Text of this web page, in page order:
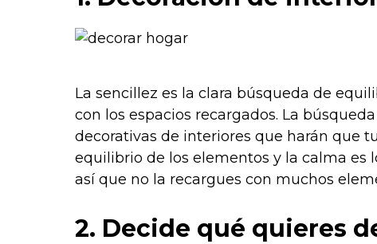
La sencillez es la clara búsqueda de
con los espacios recargados. La
decorativas de interiores que harán que
equilibrio de los elementos y la calma es
así que no la recargues con muchos
2. Decide qué quieres